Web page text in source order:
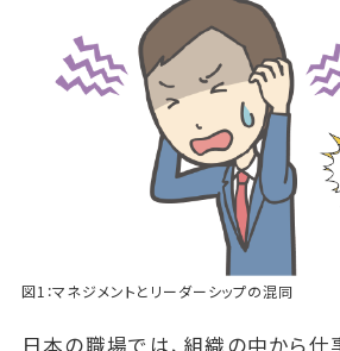
図1：マネジメントとリーダーシップの混同
日本の職場では、組織の中から仕